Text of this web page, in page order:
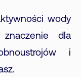
wody
dla
i